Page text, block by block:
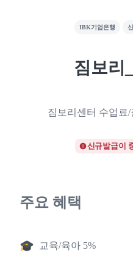
IBK기업은행
짐보리
짐보리센터 수업료/
신규발급이
주요 혜택
교육/육아 5%